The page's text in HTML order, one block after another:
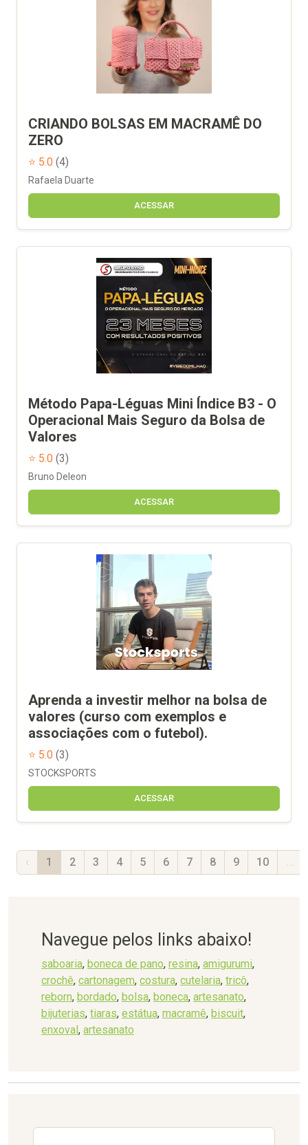
CRIANDO BOLSAS EM MACRAMÊ DO
ZERO
⭐ 5.0 (4)
Rafaela Duarte
ACESSAR
Método Papa-Léguas Mini Índice B3 - O
Operacional Mais Seguro da Bolsa de
Valores
⭐ 5.0 (3)
Bruno Deleon
ACESSAR
Aprenda a investir melhor na bolsa de
valores (curso com exemplos e
associações com o futebol).
⭐ 5.0 (3)
STOCKSPORTS
ACESSAR
‹ 1 2 3 4 5 6 7 8 9 10
Navegue pelos links abaixo!
saboaria, boneca de pano, resina, amigurumi,
crochê, cartonagem, costura, cutelaria, tricô,
reborn, bordado, bolsa, boneca, artesanato,
bijuterias, tiaras, estátua, macramê, biscuit,
enxoval, artesanato